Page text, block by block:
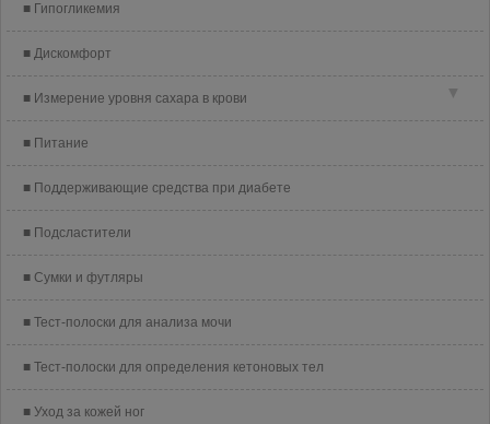
Гипогликемия
Дискомфорт
▼
Измерение уровня сахара в крови
Питание
Поддерживающие средства при диабете
Подсластители
Сумки и футляры
Тест-полоски для анализа мочи
Тест-полоски для определения кетоновых тел
Уход за кожей ног